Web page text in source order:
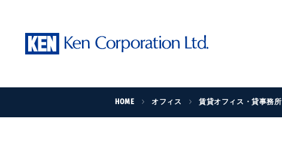
HOME オフィス 賃貸オフィス・貸事務所